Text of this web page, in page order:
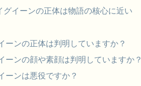
グイーンの正体は物語の核心に近い
ーンの正体は判明していますか？
ーンの顔や素顔は判明していますか？
ーンは悪役ですか？